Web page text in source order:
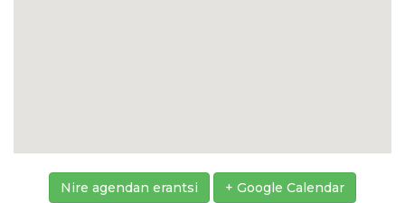
Nire agendan erantsi + Google Calendar